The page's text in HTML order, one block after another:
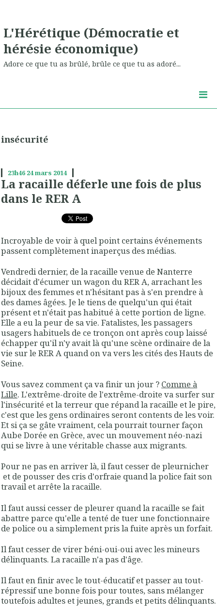
L'Hérétique (Démocratie et
hérésie économique)
Adore ce que tu as brûlé, brûle ce que tu as adoré...
insécurité
23h46 24mars 2014
La racaille déferle une fois de plus
dans le RER A
Incroyable de voir à quel point certains événements
passent complètement inaperçus des médias.
Vendredi dernier, de la racaille venue de Nanterre
décidait d'écumer un wagon du RER A, arrachant les
bijoux des femmes et n'hésitant pas à s'en prendre à
des dames âgées. Je le tiens de quelqu'un qui était
présent et n'était pas habitué à cette portion de ligne.
Elle a eu la peur de sa vie. Fatalistes, les passagers
usagers habituels de ce tronçon ont après coup laissé
échapper qu'il n'y avait là qu'une scène ordinaire de la
vie sur le RER A quand on va vers les cités des Hauts de
Seine.
Vous savez comment ça va finir un jour ? Comme à
Lille. L'extrême-droite de l'extrême-droite va surfer sur
l'insécurité et la terreur que répand la racaille et le pire,
c'est que les gens ordinaires seront contents de les voir.
Et si ça se gâte vraiment, cela pourrait tourner façon
Aube Dorée en Grèce, avec un mouvement néo-nazi
qui se livre à une véritable chasse aux migrants.
Pour ne pas en arriver là, il faut cesser de pleurnicher
et de pousser des cris d'orfraie quand la police fait son
travail et arrête la racaille.
Il faut aussi cesser de pleurer quand la racaille se fait
abattre parce qu'elle a tenté de tuer une fonctionnaire
de police ou a simplement pris la fuite après un forfait.
Il faut cesser de virer béni-oui-oui avec les mineurs
délinquants. La racaille n'a pas d'âge.
Il faut en finir avec le tout-éducatif et passer au tout-
répressif une bonne fois pour toutes, sans mélanger
toutefois adultes et jeunes, grands et petits délinquants.